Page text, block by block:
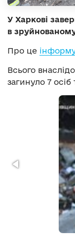
У Харкові
в
Про це
Всього
загинуло 7